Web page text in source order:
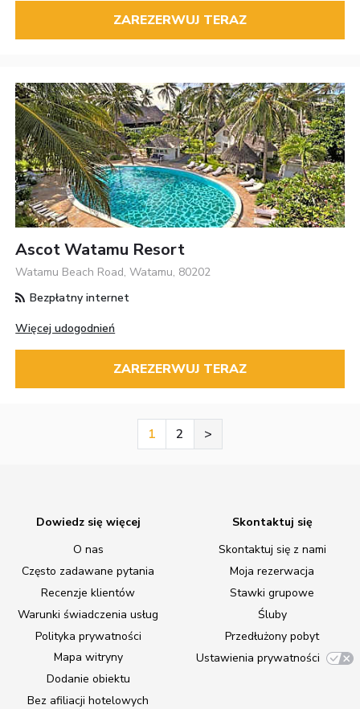
ZAREZERWUJ TERAZ
Ascot Watamu Resort
Watamu Beach Road, Watamu, 80202
Bezpłatny internet
Więcej udogodnień
ZAREZERWUJ TERAZ
1 2 >
Dowiedz się więcej
O nas
Często zadawane pytania
Recenzje klientów
Warunki świadczenia usług
Polityka prywatności
Mapa witryny
Dodanie obiektu
Bez afiliacji hotelowych
Skontaktuj się
Skontaktuj się z nami
Moja rezerwacja
Stawki grupowe
Śluby
Przedłużony pobyt
Ustawienia prywatności